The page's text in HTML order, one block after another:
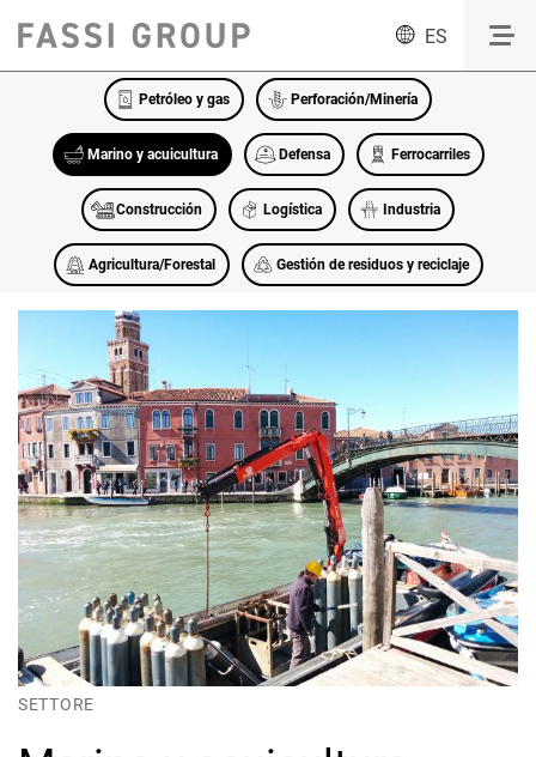
ES
Petróleo y gas Perforación/Minería
Marino y acuicultura Defensa Ferrocarriles
Construcción Logística Industria
Agricultura/Forestal Gestión de residuos y reciclaje
SETTORE